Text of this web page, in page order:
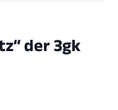
der 3gk